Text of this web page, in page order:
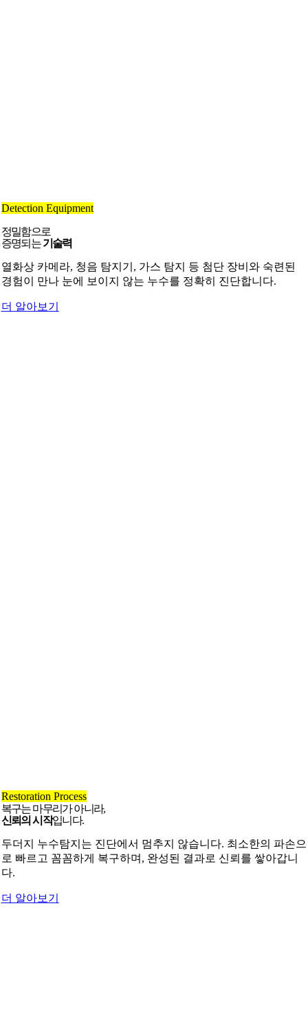
Detection Equipment
정밀함으로
증명되는기술력
열화상 카메라, 청음 탐지기, 가스 탐지 등 첨단 장비와 숙련된
경험이 만나 눈에 보이지 않는 누수를 정확히 진단합니다.
더 알아보기
Restoration Process
복구는 마무리가 아니라,
신뢰의 시작입니다.
두더지 누수탐지는 진단에서 멈추지 않습니다. 최소한의 파손으
로 빠르고 꼼꼼하게 복구하며, 완성된 결과로 신뢰를 쌓아갑니
다.
더 알아보기